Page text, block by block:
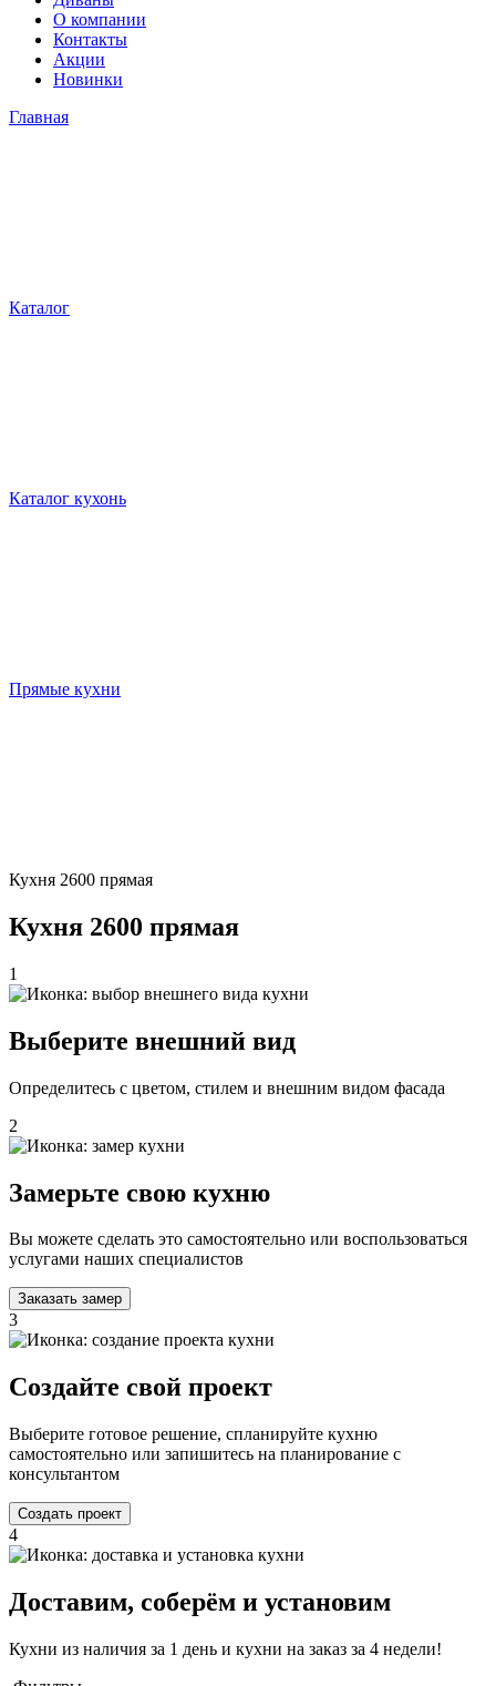
О компании
Контакты
Акции
Новинки
Главная
Каталог
Каталог кухонь
Прямые кухни
Кухня 2600 прямая
Кухня 2600 прямая
1
Выберите внешний вид
Определитесь с цветом, стилем и внешним видом фасада
2
Замерьте свою кухню
Вы можете сделать это самостоятельно или воспользоваться
услугами наших специалистов
Заказать замер
3
Создайте свой проект
Выберите готовое решение, спланируйте кухню
самостоятельно или запишитесь на планирование с
консультантом
Создать проект
4
Доставим, соберём и установим
Кухни из наличия за 1 день и кухни на заказ за 4 недели!